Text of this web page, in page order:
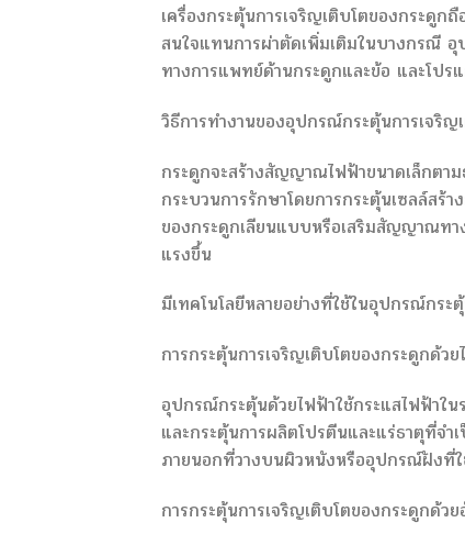
เครื่องกระตุ้นการเจริญเติบโตของกระดู
สนใจแทนการผ่าตัดเพิ่มเติมในบางกรณี
ทางการแพทย์ด้านกระดูกและข้อ และโป
วิธีการทำงานของอุปกรณ์กระตุ้นการเจริญ
กระดูกจะสร้างสัญญาณไฟฟ้าขนาดเล็กตา
กระบวนการรักษาโดยการกระตุ้นเซลล์ส
ของกระดูกเลียนแบบหรือเสริมสัญญาณทา
แรงขึ้น
มีเทคโนโลยีหลายอย่างที่ใช้ในอุปกรณ์กระ
การกระตุ้นการเจริญเติบโตของกระดูกด้วย
อุปกรณ์กระตุ้นด้วยไฟฟ้าใช้กระแสไฟฟ้าใ
และกระตุ้นการผลิตโปรตีนและแร่ธาตุที่จ
ภายนอกที่วางบนผิวหนังหรืออุปกรณ์ฝังที่ใ
การกระตุ้นการเจริญเติบโตของกระดูกด้ว